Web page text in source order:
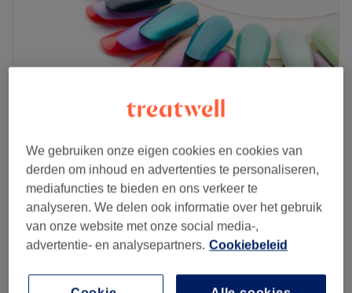
CHICAWOW
5,0
72 reviews
Mechelen-Noord, Provincie Antwerpen
Laat zien op de kaart
Manicure (zonder versteviging)
40 min
We gebruiken onze eigen cookies en cookies van
derden om inhoud en advertenties te personaliseren,
mediafuncties te bieden en ons verkeer te
analyseren. We delen ook informatie over het gebruik
van onze website met onze social media-,
advertentie- en analysepartners. Cookiebeleid